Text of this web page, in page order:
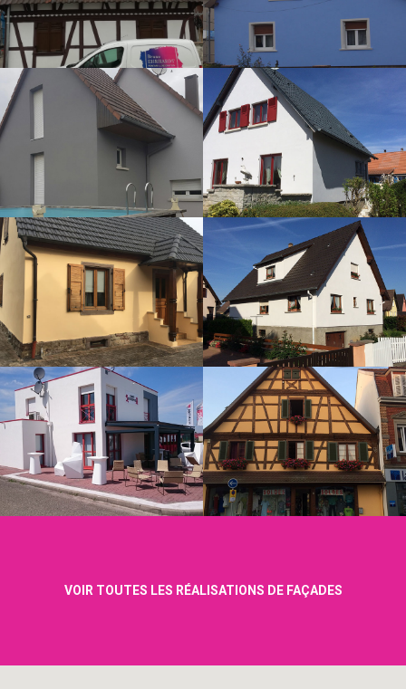
VOIR TOUTES LES RÉALISATIONS DE FAÇADES